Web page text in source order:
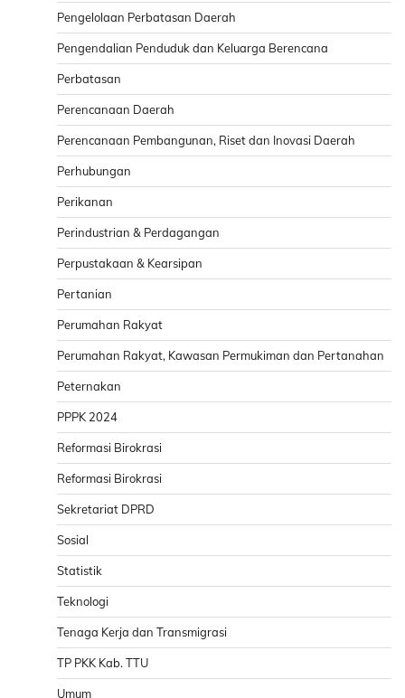
Pengelolaan Perbatasan Daerah
Pengendalian Penduduk dan Keluarga Berencana
Perbatasan
Perencanaan Daerah
Perencanaan Pembangunan, Riset dan Inovasi Daerah
Perhubungan
Perikanan
Perindustrian & Perdagangan
Perpustakaan & Kearsipan
Pertanian
Perumahan Rakyat
Perumahan Rakyat, Kawasan Permukiman dan Pertanahan
Peternakan
PPPK 2024
Reformasi Birokrasi
Reformasi Birokrasi
Sekretariat DPRD
Sosial
Statistik
Teknologi
Tenaga Kerja dan Transmigrasi
TP PKK Kab. TTU
Umum